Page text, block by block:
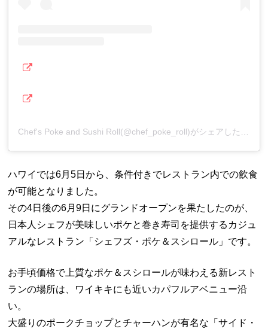
ハワイでは6月5日から、条件付きでレストラン内での飲食
が可能となりました。
その4日後の6月9日にグランドオープンを果たしたのが、
日本人シェフが美味しいポケと巻き寿司を提供するカジュ
アルなレストラン「シェフズ・ポケ＆スシロール」です。
お手頃価格で上質なポケ＆スシロールが味わえる新レスト
ランの場所は、ワイキキにも近いカパフルアベニュー沿
い。
大盛りのポークチョップとチャーハンが有名な「サイド・